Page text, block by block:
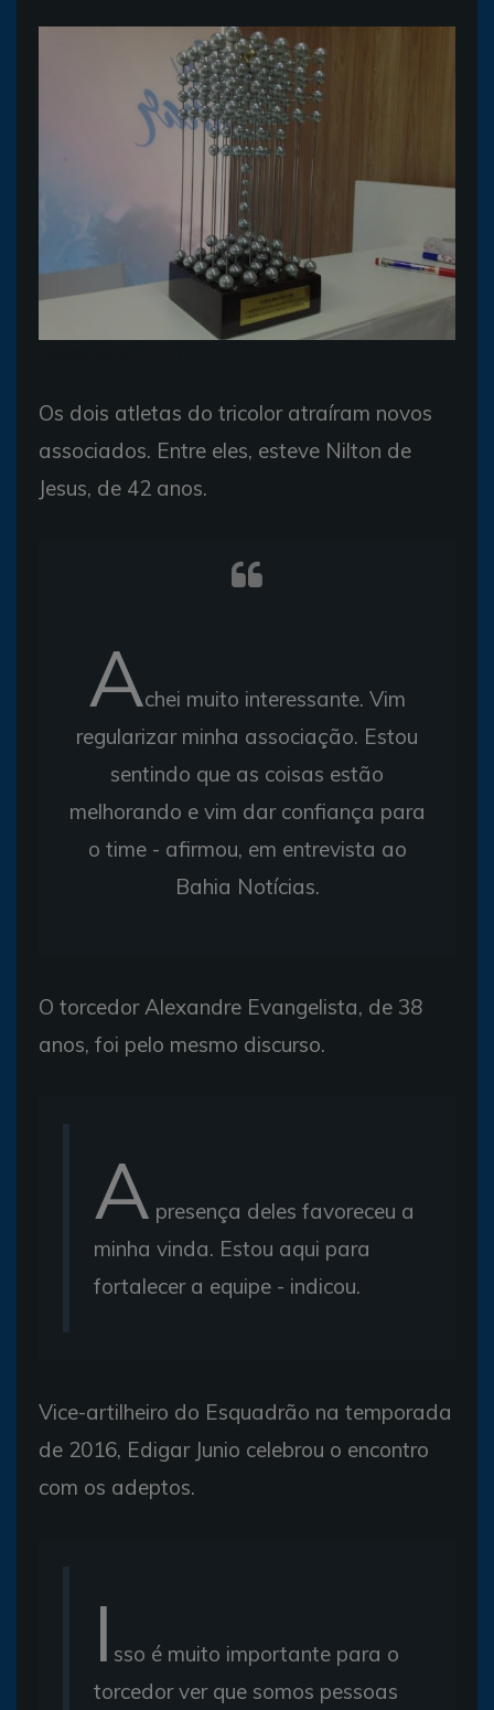
Os dois atletas do tricolor atraíram novos
associados. Entre eles, esteve Nilton de
Jesus, de 42 anos.
Achei muito interessante. Vim
regularizar minha associação. Estou
sentindo que as coisas estão
melhorando e vim dar confiança para
o time - afirmou, em entrevista ao
Bahia Notícias.
O torcedor Alexandre Evangelista, de 38
anos, foi pelo mesmo discurso.
A presença deles favoreceu a
minha vinda. Estou aqui para
fortalecer a equipe - indicou.
Vice-artilheiro do Esquadrão na temporada
de 2016, Edigar Junio celebrou o encontro
com os adeptos.
I sso é muito importante para o
torcedor ver que somos pessoas